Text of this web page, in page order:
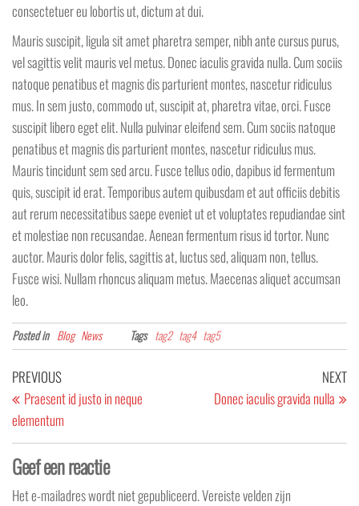
consectetuer eu lobortis ut, dictum at dui.
Mauris suscipit, ligula sit amet pharetra semper, nibh ante cursus purus,
vel sagittis velit mauris vel metus. Donec iaculis gravida nulla. Cum sociis
natoque penatibus et magnis dis parturient montes, nascetur ridiculus
mus. In sem justo, commodo ut, suscipit at, pharetra vitae, orci. Fusce
suscipit libero eget elit. Nulla pulvinar eleifend sem. Cum sociis natoque
penatibus et magnis dis parturient montes, nascetur ridiculus mus.
Mauris tincidunt sem sed arcu. Fusce tellus odio, dapibus id fermentum
quis, suscipit id erat. Temporibus autem quibusdam et aut officiis debitis
aut rerum necessitatibus saepe eveniet ut et voluptates repudiandae sint
et molestiae non recusandae. Aenean fermentum risus id tortor. Nunc
auctor. Mauris dolor felis, sagittis at, luctus sed, aliquam non, tellus.
Fusce wisi. Nullam rhoncus aliquam metus. Maecenas aliquet accumsan
leo.
Posted in Blog News Tags tag2 tag4 tag5
Berichtnavigatie
Previous
Post
PREVIOUS
Praesent id justo in neque
elementum
NEXT
Donec iaculis gravida nulla
Geef een reactie
Het e-mailadres wordt niet gepubliceerd.Vereiste velden zijn